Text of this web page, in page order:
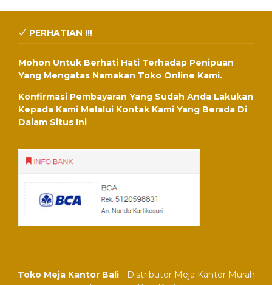
PERHATIAN !!!
Mohon Untuk Berhati Hati Terhadap Penipuan
Yang Mengatas Namakan Toko Online Kami.
Konfirmasi Pembayaran Yang Sudah Anda Lakukan
Kepada Kami Melalui Kontak Kami Yang Berada Di
Dalam Situs Ini
Toko Meja Kantor Bali- Distributor Meja Kantor Murah